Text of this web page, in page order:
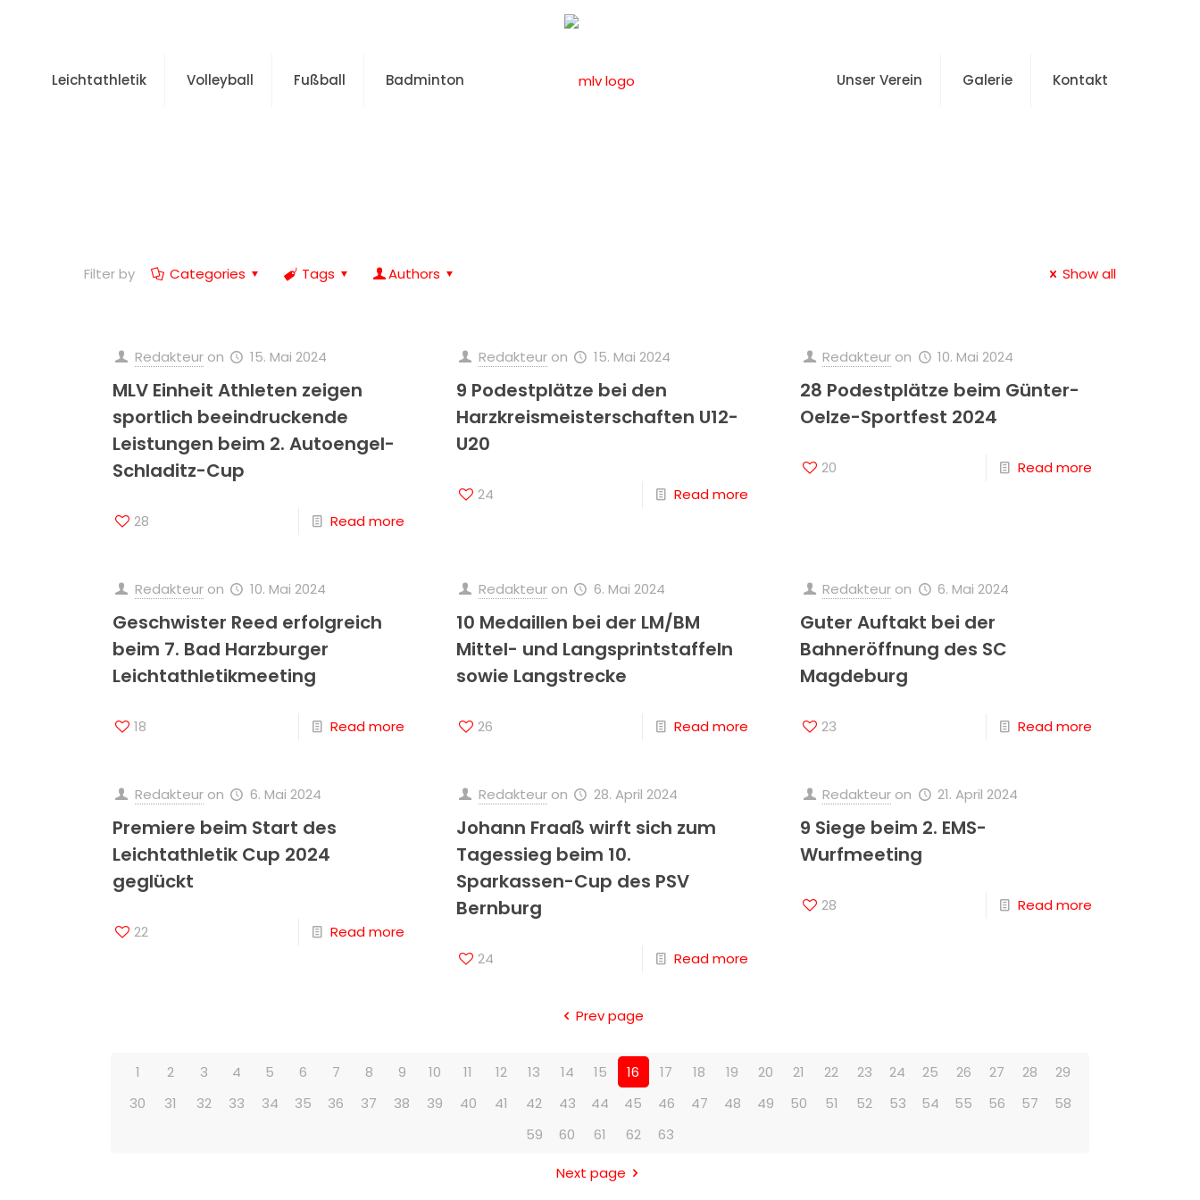
Leichtathletik Volleyball Fußball Badminton Unser Verein Galerie Kontakt
Filter by Categories Tags Authors Show all
Redakteur on 15. Mai 2024
MLV Einheit Athleten zeigen
sportlich beeindruckende
Leistungen beim 2. Autoengel-
Schladitz-Cup
28 Read more
Redakteur on 15. Mai 2024
9 Podestplätze bei den
Harzkreismeisterschaften U12-
U20
24 Read more
Redakteur on 10. Mai 2024
28 Podestplätze beim Günter-
Oelze-Sportfest 2024
20 Read more
Redakteur on 10. Mai 2024
Geschwister Reed erfolgreich
beim 7. Bad Harzburger
Leichtathletikmeeting
18 Read more
Redakteur on 6. Mai 2024
10 Medaillen bei der LM/BM
Mittel- und Langsprintstaffeln
sowie Langstrecke
26 Read more
Redakteur on 6. Mai 2024
Guter Auftakt bei der
Bahneröffnung des SC
Magdeburg
23 Read more
Redakteur on 6. Mai 2024
Premiere beim Start des
Leichtathletik Cup 2024
geglückt
22 Read more
Redakteur on 28. April 2024
Johann Fraaß wirft sich zum
Tagessieg beim 10.
Sparkassen-Cup des PSV
Bernburg
24 Read more
Redakteur on 21. April 2024
9 Siege beim 2. EMS-
Wurfmeeting
28 Read more
Prev page
1 2 3 4 5 6 7 8 9 10 11 12 13 14 15 16 17 18 19 20 21 22 23 24 25 26 27 28
29
30
31 32 33 34 35 36 37 38 39 40 41 42 43 44 45 46 47 48 49 50 51 52 53 54 55 56 57
58
59
60 61 62 63
Next page